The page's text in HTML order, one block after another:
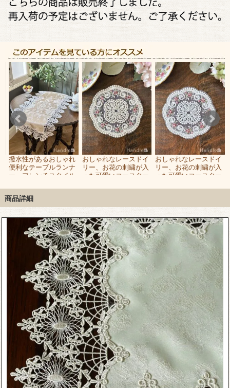
撥水性があるおしゃれ
便利なテーブルランナ
ー、フレンチスタイル
ージュ)
おしゃれなレースドイ
リー、お花の刺繍が入
った可愛いコースター
おしゃれなレースドイ
リー、お花の刺繍が入
った可愛いコースター
商品詳細